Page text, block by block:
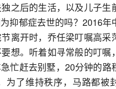
之后的生活，以及儿子生
抑郁症去世的吗？2016年
离开时，乔任梁叮嘱高采
想。听着如寻常般的叮嘱
忙赶去别墅，20分钟的路
为了维持秩序，马路都被